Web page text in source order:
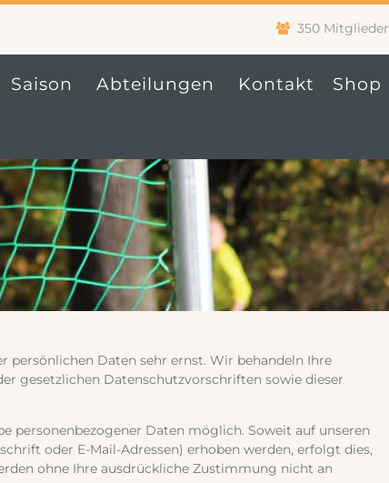
350 Mitglieder
Saison Abteilungen Kontakt Shop
persönlichen Daten sehr ernst. Wir behandeln Ihre
gesetzlichen Datenschutzvorschriften sowie dieser
personenbezogener Daten möglich. Soweit auf unseren
oder E-Mail-Adressen) erhoben werden, erfolgt dies,
ohne Ihre ausdrückliche Zustimmung nicht an